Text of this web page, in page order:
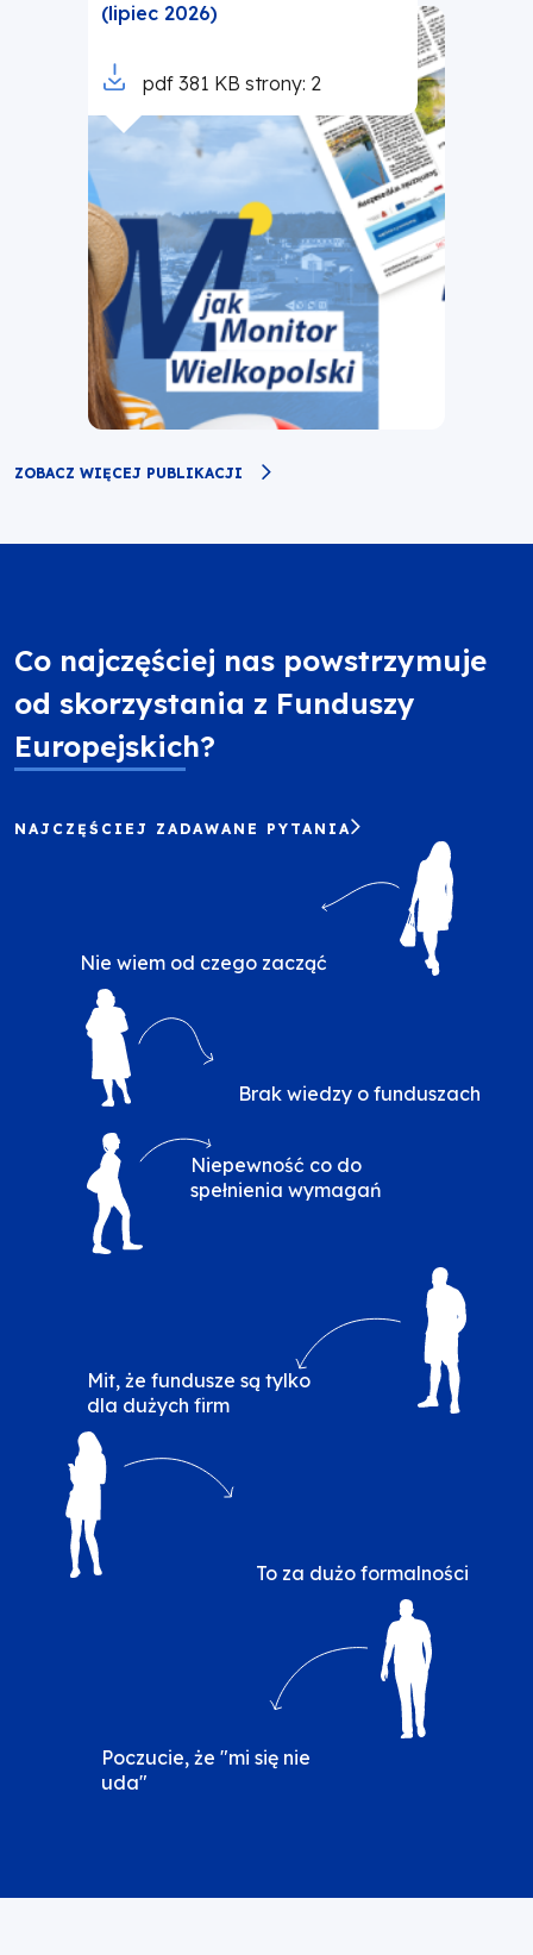
(lipiec 2026)
Otworzy
się
pdf 381 KB strony: 2
ZOBACZ WIĘCEJ PUBLIKACJI
Co najczęściej nas powstrzymuje
od skorzystania z Funduszy
Europejskich?
NAJCZĘŚCIEJ ZADAWANE PYTANIA
Nie wiem od czego zacząć
Brak wiedzy o funduszach
Obraz
Niepewność co do
spełnienia wymagań
Obraz
Mit, że fundusze są tylko
dla dużych firm
To za dużo formalności
Obraz
Poczucie, że "mi się nie
uda"